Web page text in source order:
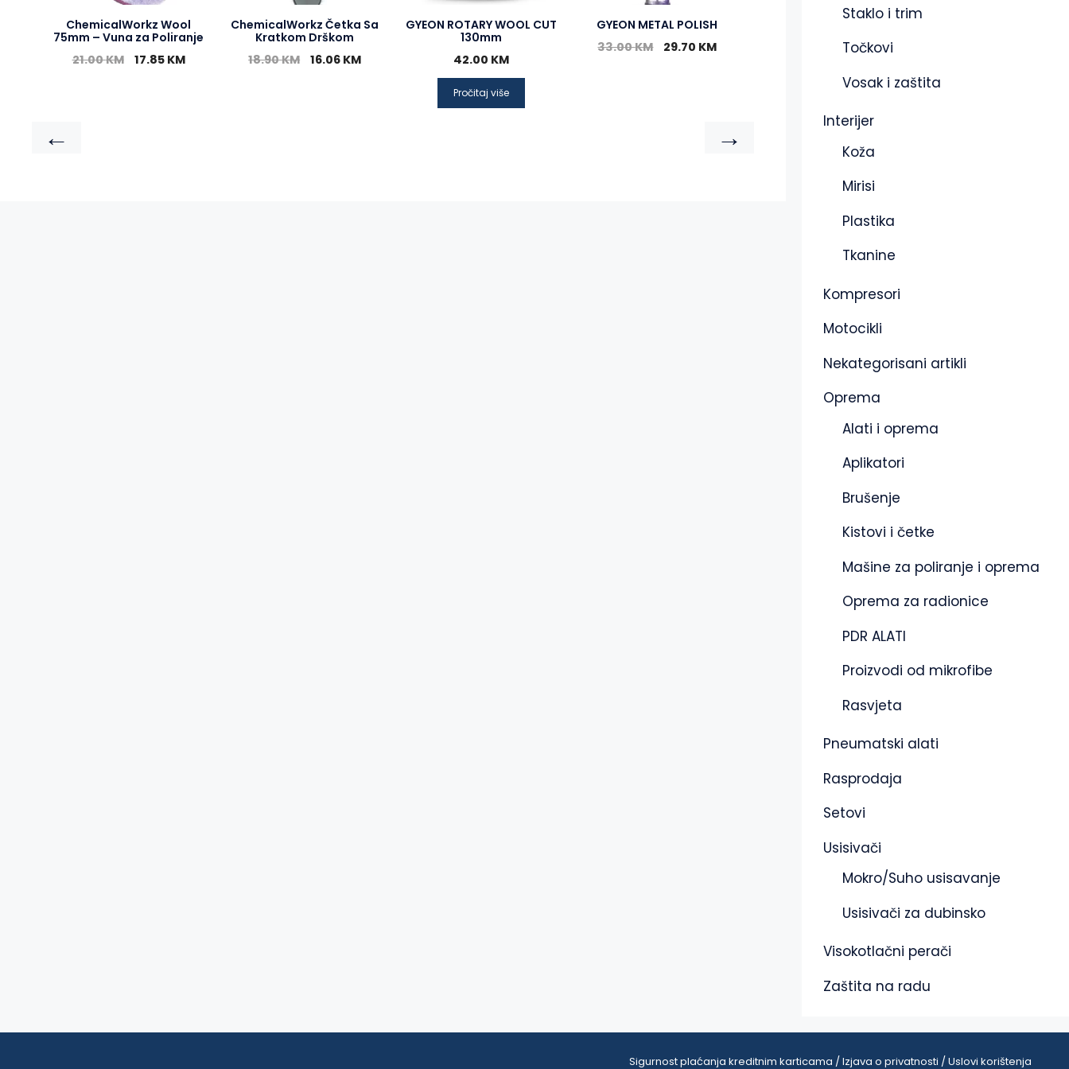
ChemicalWorkz Wool
75mm – Vuna za Poliranje
21.00KM 17.85 KM
ChemicalWorkz Četka Sa
Kratkom Drškom
18.90KM 16.06 KM
GYEON ROTARY WOOL CUT
130mm
42.00 KM
Pročitaj više
GYEON METAL POLISH
33.00KM 29.70 KM
← →
Staklo i trim
Točkovi
Vosak i zaštita
Interijer
Koža
Mirisi
Plastika
Tkanine
Kompresori
Motocikli
Nekategorisani artikli
Oprema
Alati i oprema
Aplikatori
Brušenje
Kistovi i četke
Mašine za poliranje i oprema
Oprema za radionice
PDR ALATI
Proizvodi od mikrofibe
Rasvjeta
Pneumatski alati
Rasprodaja
Setovi
Usisivači
Mokro/Suho usisavanje
Usisivači za dubinsko
Visokotlačni perači
Zaštita na radu
Sigurnost plaćanja kreditnim karticama / Izjava o privatnosti / Uslovi korištenja